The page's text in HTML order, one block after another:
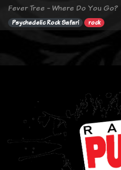
Fever Tree - Where Do You Go?
Psychedelic Rock Safari rock